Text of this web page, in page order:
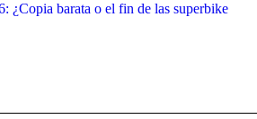
¿Copia barata o el fin de las superbike